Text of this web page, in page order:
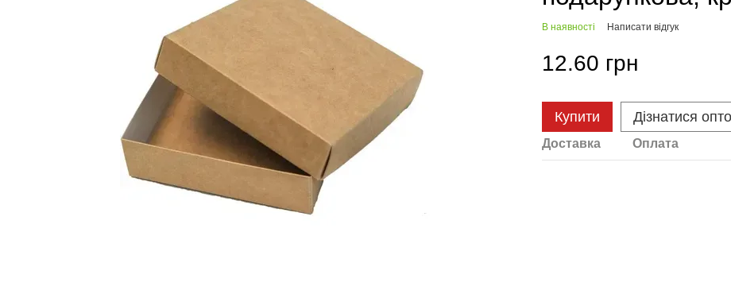
В наявності Написати відгук
12.60 грн
Купити Дізнатися
Доставка Оплата